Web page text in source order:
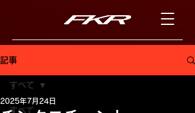
記事
すべて
すべて
2025年7月24日